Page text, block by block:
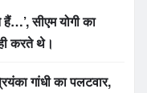
सीएम योगी का
करते थे।
गांधी का पलटवार,